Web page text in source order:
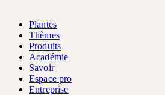
Plantes
Thèmes
Produits
Académie
Savoir
Espace pro
Entreprise